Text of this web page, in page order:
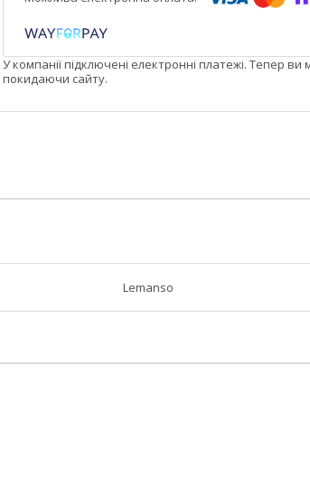
У компанії підключені електронні платежі. Тепер
покидаючи сайту.
Lemanso